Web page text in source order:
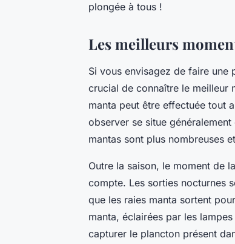
plongée à tous !
Les meilleurs
Si vous envisagez de faire
crucial de connaître le meilleur
manta peut être effectuée tout
observer se situe
mantas sont plus nombreuses
Outre la saison, le moment de
compte. Les sorties nocturnes
que les raies manta sortent
manta, éclairées par les
capturer le plancton présent